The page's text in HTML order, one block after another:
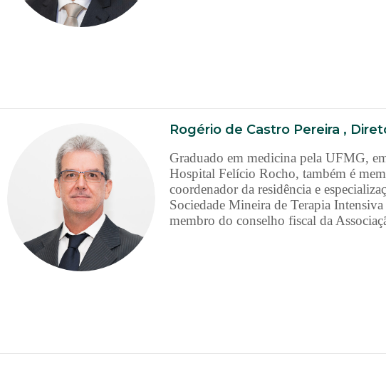
Rogério de Castro Pereira ,
Graduado em medicina pela UFMG,
Hospital Felício Rocho, também é
coordenador da residência e
Sociedade Mineira de Terapia
membro do conselho fiscal da